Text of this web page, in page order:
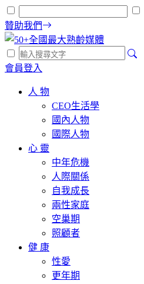
贊助我們
會員登入
人 物
CEO生活學
國內人物
國際人物
心 靈
中年危機
人際關係
自我成長
兩性家庭
空巢期
照顧者
健 康
性愛
更年期